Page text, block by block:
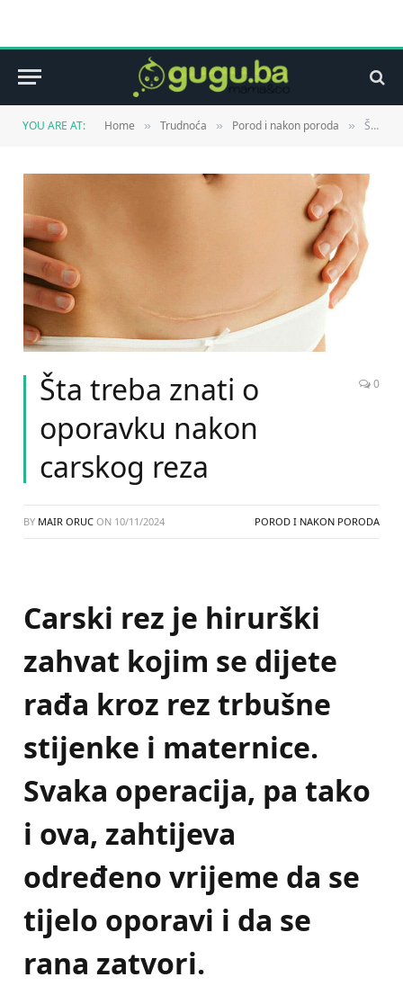
YOU ARE AT: Home » Trudnoća » Porod i nakon poroda » Šta treba znati o oporavku nakon carskog reza
Šta treba znati o
oporavku nakon
carskog reza
0
BY MAIR ORUC ON 10/11/2024 POROD I NAKON PORODA
Carski rez je hirurški
zahvat kojim se dijete
rađa kroz rez trbušne
stijenke i maternice.
Svaka operacija, pa tako
i ova, zahtijeva
određeno vrijeme da se
tijelo oporavi i da se
rana zatvori.